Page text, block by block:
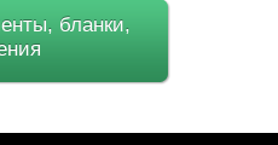
бланки,